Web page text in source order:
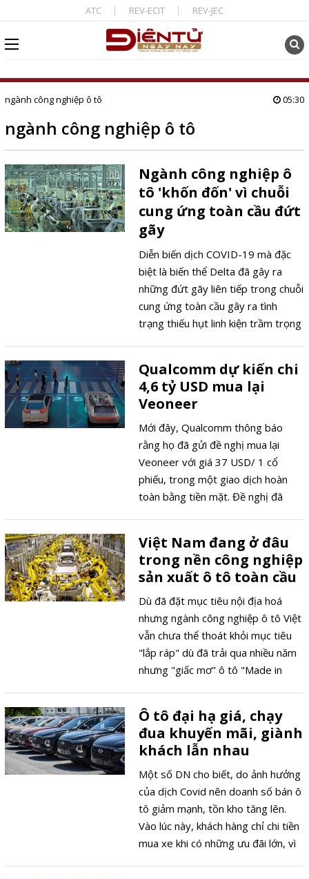
ATC REV-ECIT REV-JEC
ngành công nghiệp ô tô 05:30
ngành công nghiệp ô tô
Ngành công nghiệp ô
tô 'khốn đốn' vì chuỗi
cung ứng toàn cầu đứt
gãy
Diễn biến dịch COVID-19 mà đặc
biệt là biến thể Delta đã gây ra
những đứt gãy liên tiếp trong chuỗi
cung ứng toàn cầu gây ra tình
trạng thiếu hụt linh kiện trầm trọng
này đánh giá tình trạng "rất nghiêm
trọng".
Qualcomm dự kiến chi
4,6 tỷ USD mua lại
Veoneer
Mới đây, Qualcomm thông báo
rằng họ đã gửi đề nghị mua lại
Veoneer với giá 37 USD/ 1 cổ
phiếu, trong một giao dịch hoàn
toàn bằng tiền mặt. Đề nghị đã
cổ đông và không có điều kiện tài
chính.
Việt Nam đang ở đâu
trong nền công nghiệp
sản xuất ô tô toàn cầu
Dù đã đặt mục tiêu nội địa hoá
nhưng ngành công nghiệp ô tô Việt
vẫn chưa thể thoát khỏi mục tiêu
"lắp ráp" dù đã trải qua nhiều năm
nhưng "giấc mơ" ô tô "Made in
Ô tô đại hạ giá, chạy
đua khuyến mãi, giành
khách lẫn nhau
Một số DN cho biết, do ảnh hưởng
của dịch Covid nên doanh số bán ô
tô giảm mạnh, tồn kho tăng lên.
Vào lúc này, khách hàng chỉ chi tiền
mua xe khi có những ưu đãi lớn, vì